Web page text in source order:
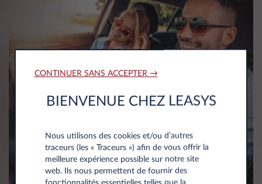
CONTINUER SANS ACCEPTER →
BIENVENUE CHEZ LEASYS
Nous utilisons des cookies et/ou d’autres
traceurs (les « Traceurs ») afin de vous offrir la
meilleure expérience possible sur notre site
web. Ils nous permettent de fournir des